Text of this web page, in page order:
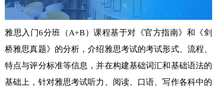
雅思入门6分班（A+B）课程基于对《官方指南》和《剑
桥雅思真题》的分析，介绍雅思考试的考试形式、流程、
特点与评分标准等信息，并在构建基础词汇和基础语法的
基础上，针对雅思考试听力、阅读、口语、写作各科中的